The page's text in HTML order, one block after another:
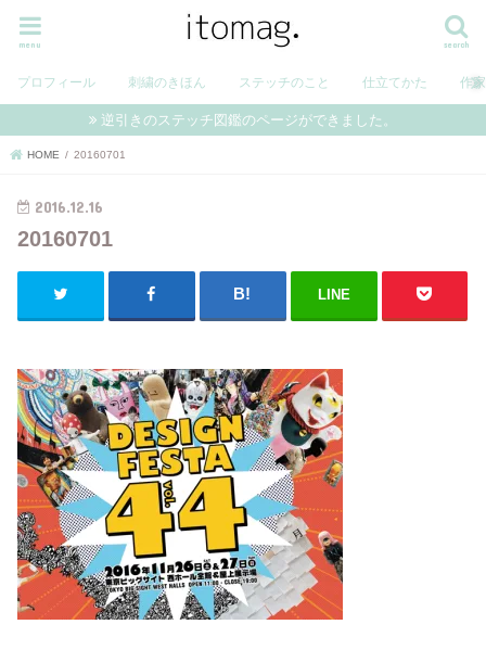
search
menu
プロフィール 刺繍のきほん ステッチのこと 仕立てかた 作
逆引きのステッチ図鑑のページができました。
HOME 20160701
2016.12.16
20160701
LINE